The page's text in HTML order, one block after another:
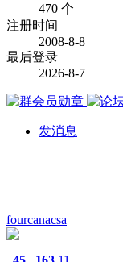
470 个
注册时间
2008-8-8
最后登录
2026-8-7
发消息
fourcanacsa